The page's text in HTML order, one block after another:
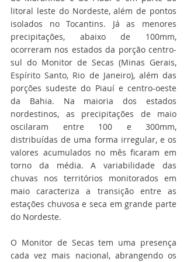
litoral leste do Nordeste, além de pontos
isolados no Tocantins. Já as menores
precipitações, abaixo de 100mm,
ocorreram nos estados da porção centro-
sul do Monitor de Secas (Minas Gerais,
Espírito Santo, Rio de Janeiro), além das
porções sudeste do Piauí e centro-oeste
da Bahia. Na maioria dos estados
nordestinos, as precipitações de maio
oscilaram entre 100 e 300mm,
distribuídas de uma forma irregular, e os
valores acumulados no mês ficaram em
torno da média. A variabilidade das
chuvas nos territórios monitorados em
maio caracteriza a transição entre as
estações chuvosa e seca em grande parte
do Nordeste.
O Monitor de Secas tem uma presença
cada vez mais nacional, abrangendo os